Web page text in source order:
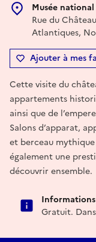
Musée
Rue du
Atlantiques,
Ajouter à mes
Cette visite du
appartements
ainsi que de
Salons d’apparat,
et berceau
également une
découvrir ensemble.
Informations
Gratuit.